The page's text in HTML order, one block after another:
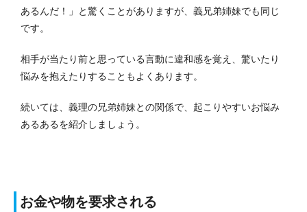
あるんだ！」と驚くことがありますが、義兄弟姉妹でも同じ
です。
相手が当たり前と思っている言動に違和感を覚え、驚いたり
悩みを抱えたりすることもよくあります。
続いては、義理の兄弟姉妹との関係で、起こりやすいお悩み
あるあるを紹介しましょう。
お金や物を要求される